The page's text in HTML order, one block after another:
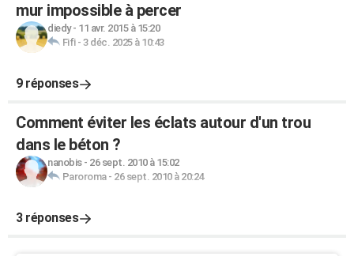
mur impossible à percer
diedy- 11 avr. 2015 à 15:20
Fifi- 3 déc. 2025 à 10:43
9 réponses
Comment éviter les éclats autour d'un trou
dans le béton ?
nanobis- 26 sept. 2010 à 15:02
Paroroma- 26 sept. 2010 à 20:24
3 réponses